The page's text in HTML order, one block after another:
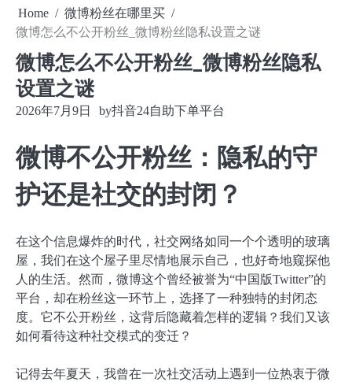
Home
微博粉丝在哪里买
微博怎么不公开粉丝_微博粉丝隐私设置之谜
微博怎么不公开粉丝_微博粉丝隐私
设置之谜
2026年7月9日 by抖音24自助下单平台
微博不公开粉丝：隐私的守
护还是社交的封闭？
在这个信息爆炸的时代，社交网络如同一个个透明的玻璃
屋，我们在这个屋子里尽情地展示自己，也好奇地窥探他
人的生活。然而，微博这个曾经被誉为“中国版Twitter”的
平台，却在粉丝这一环节上，选择了一种独特的封闭态
度。它不公开粉丝，这背后隐藏着怎样的逻辑？我们又该
如何看待这种社交模式的变迁？
记得去年夏天，我曾在一次社交活动上遇到一位热衷于微